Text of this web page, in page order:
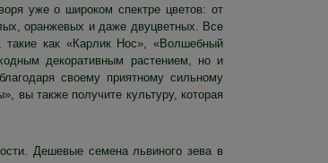
уже о широком спектре цветов: от
оранжевых и даже двуцветных. Все
такие как «Карлик Нос», «Волшебный
декоративным растением, но и
своему приятному сильному
вы также получите культуру, которая
Дешевые семена львиного зева в